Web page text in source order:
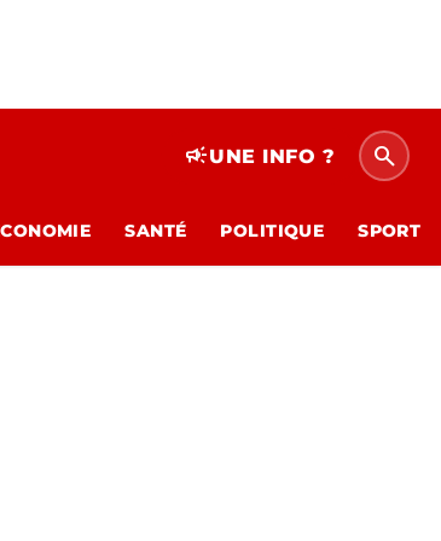
campaignUNE INFO ? search
SANTÉ POLITIQUE SPORT